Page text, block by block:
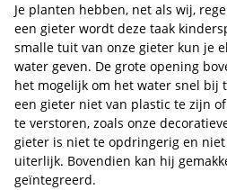
Je planten hebben, net als wij,
een gieter wordt deze taak
smalle tuit van onze gieter kun je
water geven. De grote opening
het mogelijk om het water snel bij
een gieter niet van plastic te zijn
te verstoren, zoals onze
gieter is niet te opdringerig en
uiterlijk. Bovendien kan hij
geïntegreerd.